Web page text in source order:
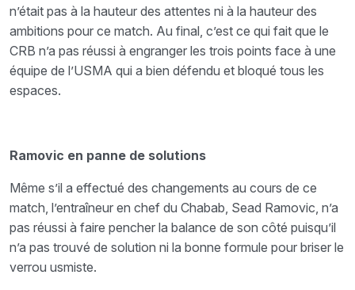
n’était pas à la hauteur des attentes ni à la hauteur des
ambitions pour ce match. Au final, c’est ce qui fait que le
CRB n’a pas réussi à engranger les trois points face à une
équipe de l’USMA qui a bien défendu et bloqué tous les
espaces.
Ramovic en panne de solutions
Même s’il a effectué des changements au cours de ce
match, l’entraîneur en chef du Chabab, Sead Ramovic, n’a
pas réussi à faire pencher la balance de son côté puisqu’il
n’a pas trouvé de solution ni la bonne formule pour briser le
verrou usmiste.